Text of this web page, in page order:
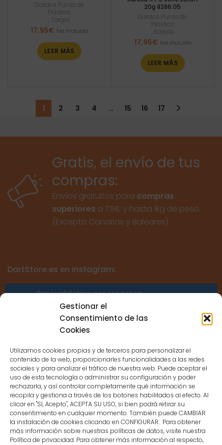
Gestionar el
Consentimiento de las
Cookies
Utilizamos cookies propias y de terceros para personalizar el
contenido de la web, proporcionarles funcionalidades a las redes
sociales y para analizar el tráfico de nuestra web. Puede aceptar el
uso de esta tecnología o administrar su configuración y poder
rechazarla, y así controlar completamente qué información se
recopila y gestiona a través de los botones habilitados al efecto. Al
clicar en "Sí, Acepto", ACEPTA SU USO, si bien podrá retirar su
consentimiento en cualquier momento. También puede CAMBIAR
la instalación de cookies clicando en CONFIGURAR. Para obtener
más información sobre nuestras políticas de datos, visite nuestra
Política de privacidad. Para obtener más información al respecto,
Dardos Punta de
Plástico
Target
17,95€ Iva incluido
LEER MÁS
20g 8286.05
Dardos Punta de
Plástico
Karella
17,95€ Iva incluido
LEER MÁS
1 2 3 4 … 15 16 17
Gratis, el envío de tus
compras:
Envíos gratuitos para compras
superiores a 75€ y hasta 1kg de peso.
(Excepto Canarias y Baleares)
DartStore.es en Instagram:
Error validating access token:
Sessions for the user are not allowed
because the user is not a confirmed
CONTACTO
MENÚ PRINCIPAL